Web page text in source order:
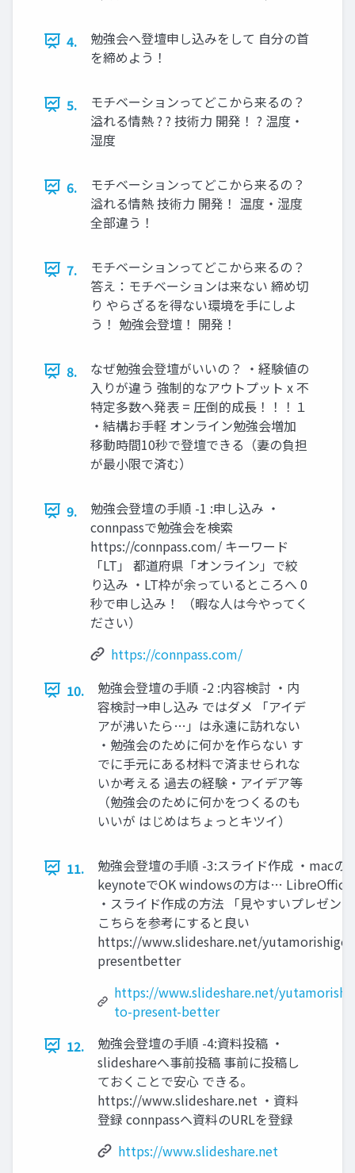
4.
勉強会へ登壇申し込みをして 自分の首
を締めよう！
5.
モチベーションってどこから来るの？
溢れる情熱 ? ? 技術力 開発！ ? 温度・
湿度
6.
モチベーションってどこから来るの？
溢れる情熱 技術力 開発！ 温度・湿度
全部違う！
7.
モチベーションってどこから来るの？
答え：モチベーションは来ない 締め切
り やらざるを得ない環境を手にしよ
う！ 勉強会登壇！ 開発！
8.
なぜ勉強会登壇がいいの？ ・経験値の
入りが違う 強制的なアウトプット x 不
特定多数へ発表 = 圧倒的成長！！！１
・結構お手軽 オンライン勉強会増加
移動時間10秒で登壇できる（妻の負担
が最小限で済む）
9.
勉強会登壇の手順 -1 :申し込み ・
connpassで勉強会を検索
https://connpass.com/ キーワード
「LT」 都道府県「オンライン」で絞
り込み ・LT枠が余っているところへ 0
秒で申し込み！ （暇な人は今やってく
ださい）
https://connpass.com/
10.
勉強会登壇の手順 -2 :内容検討 ・内
容検討→申し込み ではダメ 「アイデ
アが沸いたら…」は永遠に訪れない
・勉強会のために何かを作らない す
でに手元にある材料で済ませられな
いか考える 過去の経験・アイデア等
（勉強会のために何かをつくるのも
いいが はじめはちょっとキツイ）
11.
勉強会登壇の手順 -3:スライド作成 ・macの
keynoteでOK windowsの方は… LibreOffice
・スライド作成の方法 「見やすいプレゼン
こちらを参考にすると良い
https://www.slideshare.net/
presentbetter
https://www.slideshare.net/
to-present-better
12.
勉強会登壇の手順 -4:資料投稿 ・
slideshareへ事前投稿 事前に投稿し
ておくことで安心 できる。
https://www.slideshare.net ・資料
登録 connpassへ資料のURLを登録
https://www.slideshare.net